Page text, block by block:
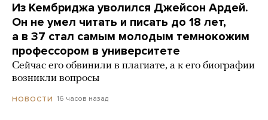
Из Кембриджа уволился Джейсон Ардей.
Он не умел читать и писать до 18 лет,
а в 37 стал самым молодым темнокожим
профессором в университете
Сейчас его обвинили в плагиате, а к его биографии
возникли вопросы
НОВОСТИ 16 часов назад